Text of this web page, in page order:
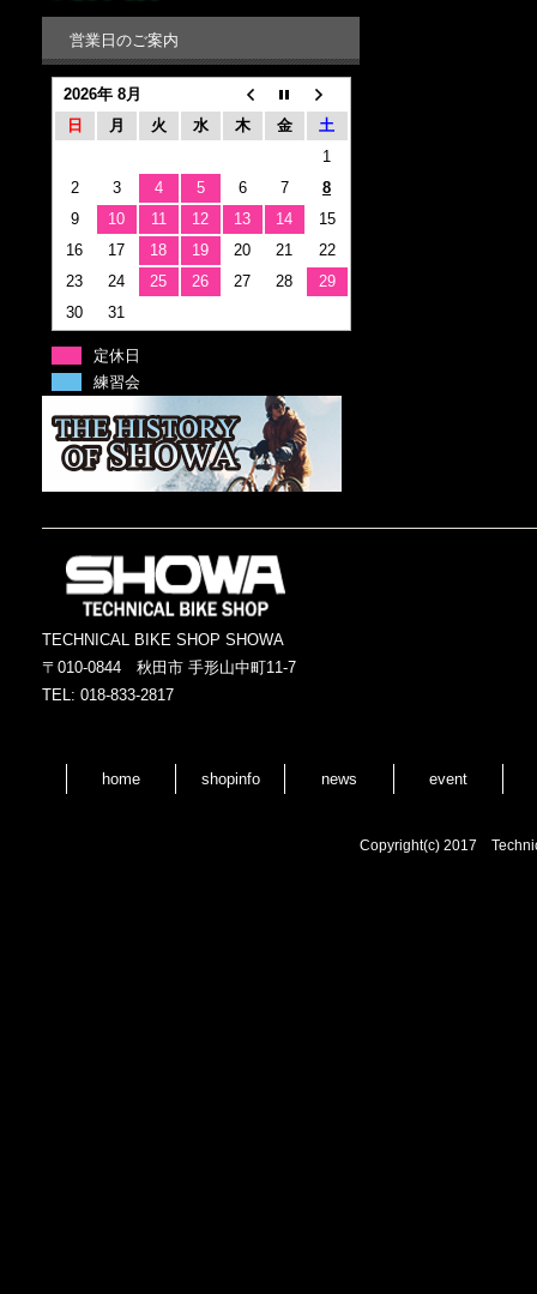
営業日のご案内
2026年 8月
日
月 火 水 木 金
土
1
2
3 4 5 6 7
8
9
10 11 12 13 14
15
16
17 18 19 20 21
22
23
24 25 26 27 28
29
30
31
定休日
練習会
TECHNICAL BIKE SHOP SHOWA
〒010-0844 秋田市 手形山中町11-7
TEL: 018-833-2817
home shopinfo news event
Copyright(c) 2017